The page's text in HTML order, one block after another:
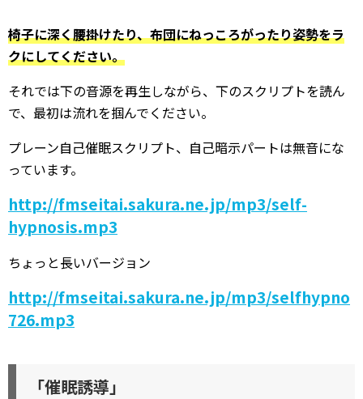
椅子に深く腰掛けたり、布団にねっころがったり姿勢をラ
クにしてください。
それでは下の音源を再生しながら、下のスクリプトを読ん
で、最初は流れを掴んでください。
プレーン自己催眠スクリプト、自己暗示パートは無音にな
っています。
http://fmseitai.sakura.ne.jp/mp3/self-
hypnosis.mp3
ちょっと長いバージョン
http://fmseitai.sakura.ne.jp/mp3/selfhypno
726.mp3
「催眠誘導」